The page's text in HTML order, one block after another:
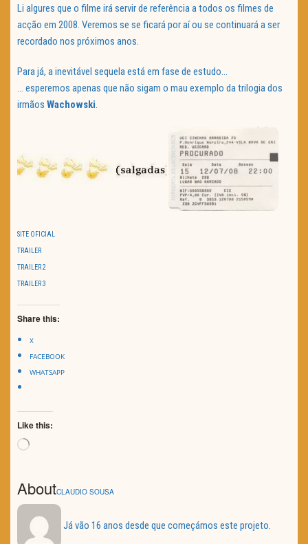
Li algures que o filme irá servir de referência a todos os filmes de
acção em 2008. Veremos se se ficará por aí ou se continuará a ser
recordado nos próximos anos.
Para já, a inevitável sequela está em fase de estudo…
… esperemos apenas que não sigam o mau exemplo da trilogia dos
irmãos Wachowski.
SITE OFICIAL
TRAILER
TRAILER 2
TRAILER 3
Share this:
X
FACEBOOK
WHATSAPP
Like this:
Loading…
AboutCLAUDIO SOUSA
Já vão 16 anos desde que começámos este projeto.